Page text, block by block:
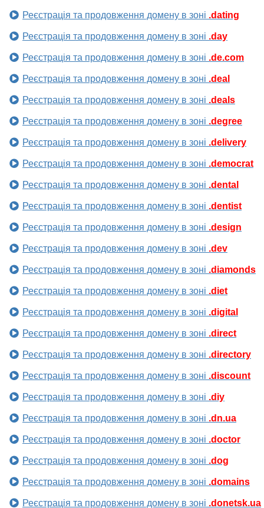
Реєстрація та продовження домену в зоні .dating
Реєстрація та продовження домену в зоні .day
Реєстрація та продовження домену в зоні .de.com
Реєстрація та продовження домену в зоні .deal
Реєстрація та продовження домену в зоні .deals
Реєстрація та продовження домену в зоні .degree
Реєстрація та продовження домену в зоні .delivery
Реєстрація та продовження домену в зоні .democrat
Реєстрація та продовження домену в зоні .dental
Реєстрація та продовження домену в зоні .dentist
Реєстрація та продовження домену в зоні .design
Реєстрація та продовження домену в зоні .dev
Реєстрація та продовження домену в зоні .diamonds
Реєстрація та продовження домену в зоні .diet
Реєстрація та продовження домену в зоні .digital
Реєстрація та продовження домену в зоні .direct
Реєстрація та продовження домену в зоні .directory
Реєстрація та продовження домену в зоні .discount
Реєстрація та продовження домену в зоні .diy
Реєстрація та продовження домену в зоні .dn.ua
Реєстрація та продовження домену в зоні .doctor
Реєстрація та продовження домену в зоні .dog
Реєстрація та продовження домену в зоні .domains
Реєстрація та продовження домену в зоні .donetsk.ua